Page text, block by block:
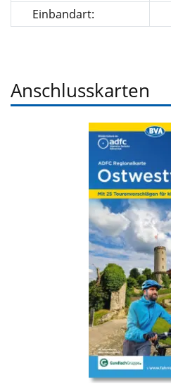
Einbandart:
Anschlusskarten